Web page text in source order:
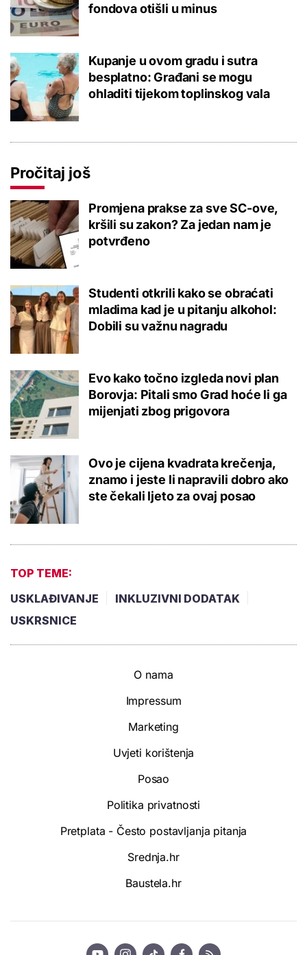
fondova otišli u minus
Kupanje u ovom gradu i sutra
besplatno: Građani se mogu
ohladiti tijekom toplinskog vala
Pročitaj još
Promjena prakse za sve SC-ove,
kršili su zakon? Za jedan nam je
potvrđeno
Studenti otkrili kako se obraćati
mladima kad je u pitanju alkohol:
Dobili su važnu nagradu
Evo kako točno izgleda novi plan
Borovja: Pitali smo Grad hoće li ga
mijenjati zbog prigovora
Ovo je cijena kvadrata krečenja,
znamo i jeste li napravili dobro ako
ste čekali ljeto za ovaj posao
TOP TEME:
USKLAĐIVANJE
INKLUZIVNI DODATAK
USKRSNICE
O nama
Impressum
Marketing
Uvjeti korištenja
Posao
Politika privatnosti
Pretplata - Često postavljanja pitanja
Srednja.hr
Baustela.hr